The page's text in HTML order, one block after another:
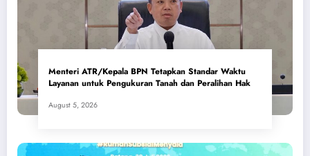
Menteri ATR/Kepala BPN Tetapkan Standar Waktu
Layanan untuk Pengukuran Tanah dan Peralihan Hak
August 5, 2026